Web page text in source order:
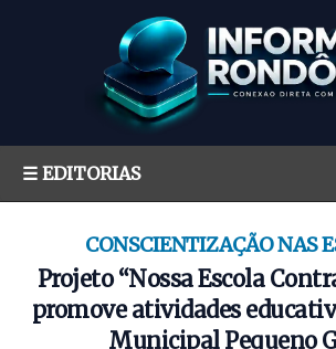
☰ EDITORIAS
CONSCIENTIZAÇÃO NAS
Projeto “Nossa Escola
promove atividades
Municipal Pequeno